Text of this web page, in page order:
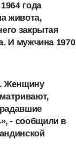
года
живота,
закрытая
И мужчина 1970
Женщину
- сообщили в